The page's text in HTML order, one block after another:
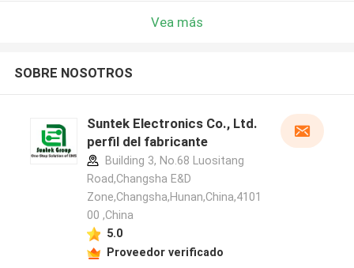
Vea más
SOBRE NOSOTROS
Suntek Electronics Co., Ltd.
perfil del fabricante
Building 3, No.68 Luositang
Road,Changsha E&D
Zone,Changsha,Hunan,China,4101
00 ,China
5.0
Proveedor verificado